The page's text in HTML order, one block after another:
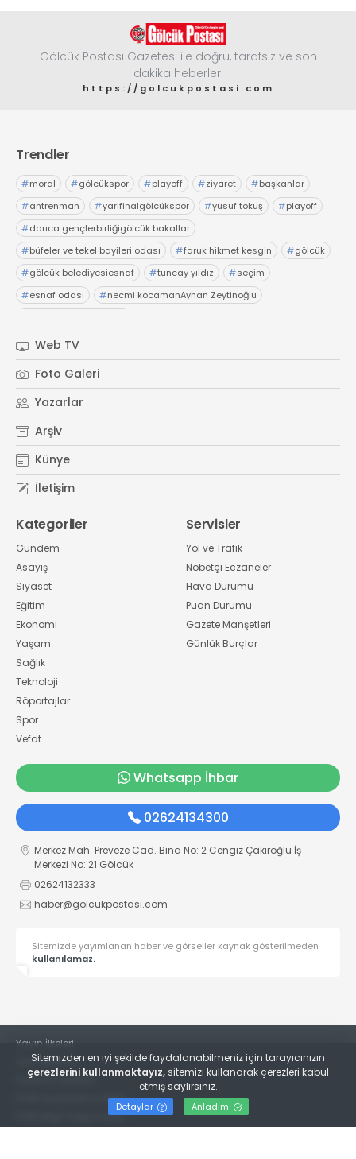
Gölcük Postası Gazetesi ile doğru, tarafsız ve son
dakika heberleri
https://golcukpostasi.com
Trendler
#moral #gölcükspor #playoff #ziyaret #başkanlar
#antrenman #yarıfinalgölcükspor #yusuf tokuş #playoff
#darıca gençlerbirliğigölcük bakallar
#büfeler ve tekel bayileri odası #faruk hikmet kesgin #gölcük
#gölcük belediyesiesnaf #tuncay yıldız #seçim
#esnaf odası #necmi kocamanAyhan Zeytinoğlu
Web TV
Foto Galeri
Yazarlar
Arşiv
Künye
İletişim
Kategoriler
Gündem
Asayiş
Siyaset
Eğitim
Ekonomi
Yaşam
Sağlık
Teknoloji
Röportajlar
Spor
Vefat
Servisler
Yol ve Trafik
Nöbetçi Eczaneler
Hava Durumu
Puan Durumu
Gazete Manşetleri
Günlük Burçlar
Whatsapp İhbar
02624134300
Merkez Mah. Preveze Cad. Bina No: 2 Cengiz Çakıroğlu İş
Merkezi No: 21 Gölcük
02624132333
haber@golcukpostasi.com
Sitemizde yayımlanan haber ve görseller kaynak gösterilmeden
kullanılamaz.
Yayın İlkeleri
Veri Politikası
Kullanım Şartları
KVKK Aydınlatma Metni
KVKK Bilgi Talep Formu
Sitemizden en iyi şekilde faydalanabilmeniz için tarayıcınızın
çerezlerini kullanmaktayız, sitemizi kullanarak çerezleri kabul
etmiş saylırsınız.
Detaylar Anladım